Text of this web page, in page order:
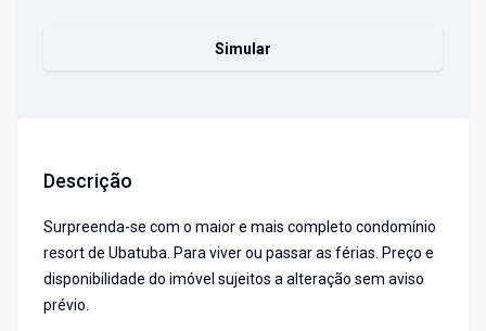
Simular
Descrição
Surpreenda-se com o maior e mais completo condomínio
resort de Ubatuba. Para viver ou passar as férias. Preço e
disponibilidade do imóvel sujeitos a alteração sem aviso
prévio.